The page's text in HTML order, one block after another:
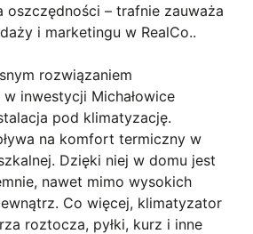
oszczędności – trafnie zauważa
i marketingu w RealCo..
rozwiązaniem
inwestycji Michałowice
pod klimatyzację.
na komfort termiczny w
Dzięki niej w domu jest
nawet mimo wysokich
Co więcej, klimatyzator
roztocza, pyłki, kurz i inne